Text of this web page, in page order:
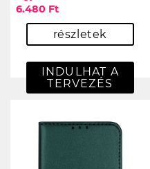
6.480 Ft
részletek
INDULHAT A
TERVEZÉS